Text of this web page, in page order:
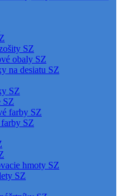
SZ
obaly SZ
na desiatu SZ
SZ
SZ
farby SZ
SZ
hmoty SZ
SZ